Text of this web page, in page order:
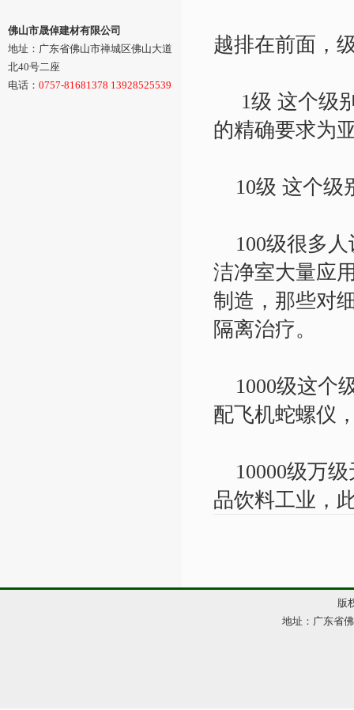
佛山市晟倬建材有限公司
地址：广东省佛山市禅城区佛山大道
北40号二座
电话： 0757-81681378 13928525539
越排在前面，
1级 这个级
的精确要求为
10级 这个级
100级很多人
洁净室大量应
制造，那些对
隔离治疗。
1000级这个
配飞机蛇螺仪
10000级万级
品饮料工业，
版
地址：广东省